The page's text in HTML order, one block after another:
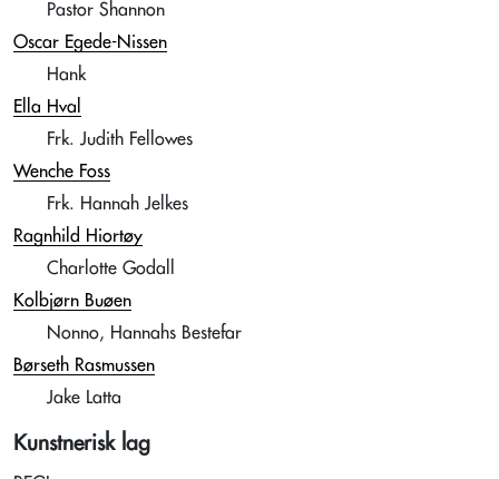
Pastor Shannon
Oscar Egede-Nissen
Hank
Ella Hval
Frk. Judith Fellowes
Wenche Foss
Frk. Hannah Jelkes
Ragnhild Hiortøy
Charlotte Godall
Kolbjørn Buøen
Nonno, Hannahs Bestefar
Børseth Rasmussen
Jake Latta
Kunstnerisk lag